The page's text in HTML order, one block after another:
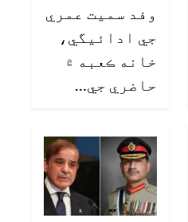
وفد سميت عمري
جي ادائيگي،
خانه ڪعبه ۾
حاضري جي…